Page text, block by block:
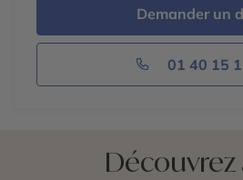
Demander un
01 40 15
Découvrez